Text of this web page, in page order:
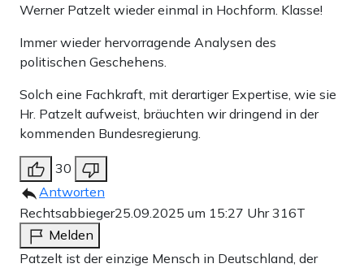
Werner Patzelt wieder einmal in Hochform. Klasse!
Immer wieder hervorragende Analysen des
politischen Geschehens.
Solch eine Fachkraft, mit derartiger Expertise, wie sie
Hr. Patzelt aufweist, bräuchten wir dringend in der
kommenden Bundesregierung.
30
Antworten
Rechtsabbieger25.09.2025 um 15:27 Uhr316T
Melden
Patzelt ist der einzige Mensch in Deutschland, der